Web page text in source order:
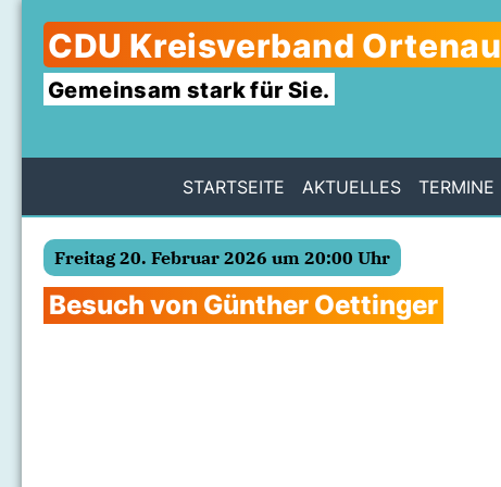
CDU Kreisverband Ortenau
Gemeinsam stark für Sie.
STARTSEITE AKTUELLES TERMINE
Freitag 20. Februar 2026 um 20:00 Uhr
Besuch von Günther Oettinger